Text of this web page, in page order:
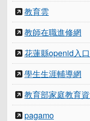
教育雲
教師在職進修網
花蓮縣openid入
學生生涯輔導網
教育部家庭教育
pagamo